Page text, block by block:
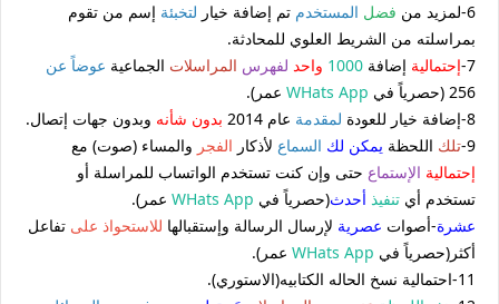
6-لمزيد من
فضل المستخدم تم إضافة خيار لتخبئة إسم من تقوم
بمراسلته من الشريط العلوي للمحادثة.
7- إحتمالية إضافة 1000 واحد لفهرس المراسلات الجماعية عوضاً عن
256 (حصرياً في
WHats App عمر).
8-إضافة خيار للعودة
لمقدمة عام 2014 بدون شأنه وبدون جهات إتصال.
9- تلك اللحظة يمكن لك السماع لأذكار الفجر والمساء (صوت) مع
إحتمالية الإستماع حتى وإن كنت تستخدم الواتساب للمراسلة أو
تستخدم أي تنفيذ أحدث(حصرياً في WHats App عمر).
عشرة-أصوات عصرية لإرسال الرسالة وإستقبالها للاستحواذ على تفاعل
أكثر(حصرياً في WHats App عمر).
11-احتمالية نسخ الحاله الكتابيه(الاستوري).